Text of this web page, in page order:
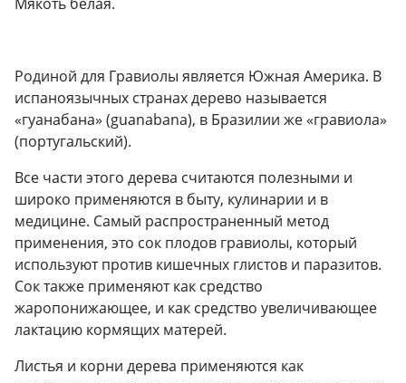
Родиной для Гравиолы является Южная Америка. В
испаноязычных странах дерево называется
«гуанабана» (guanabana), в Бразилии же «гравиола»
(португальский).
Все части этого дерева считаются полезными и
широко применяются в быту, кулинарии и в
медицине. Самый распространенный метод
применения, это сок плодов гравиолы, который
используют против кишечных глистов и паразитов.
Сок также применяют как средство
жаропонижающее, и как средство увеличивающее
лактацию кормящих матерей.
Листья и корни дерева применяются как